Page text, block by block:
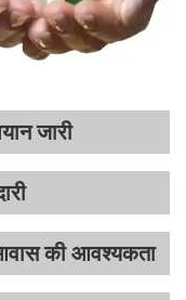
जारी
की आवश्यकता